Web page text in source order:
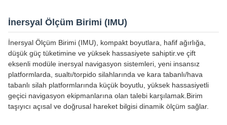
İnersyal Ölçüm Birimi (IMU)
İnersyal Ölçüm Birimi (IMU), kompakt boyutlara, hafif ağırlığa,
düşük güç tüketimine ve yüksek hassasiyete sahiptir.ve çift
eksenli modüle inersyal navigasyon sistemleri, yeni insansız
platformlarda, sualtı/torpido silahlarında ve kara tabanlı/hava
tabanlı silah platformlarında küçük boyutlu, yüksek hassasiyetli
geçici navigasyon ekipmanlarına olan talebi karşılamak.Birim
taşıyıcı açısal ve doğrusal hareket bilgisi dinamik ölçüm sağlar.